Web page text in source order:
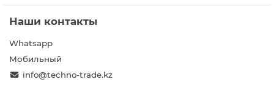
Наши контакты
Whatsapp
Мобильный
info@techno-trade.kz